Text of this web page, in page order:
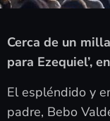
Cerca de un
para Ezequiel’,
El espléndido y
padre, Bebo